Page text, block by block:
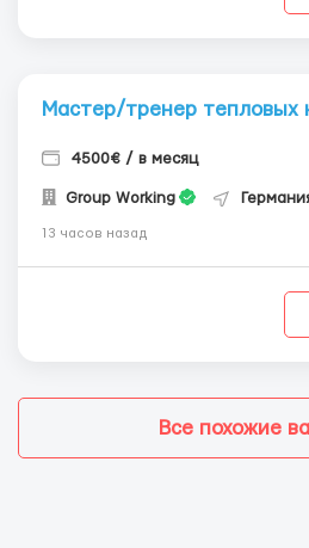
Мастер/тренер тепловых
4500€ / в месяц
Group Working
13 часов назад
Все похожие